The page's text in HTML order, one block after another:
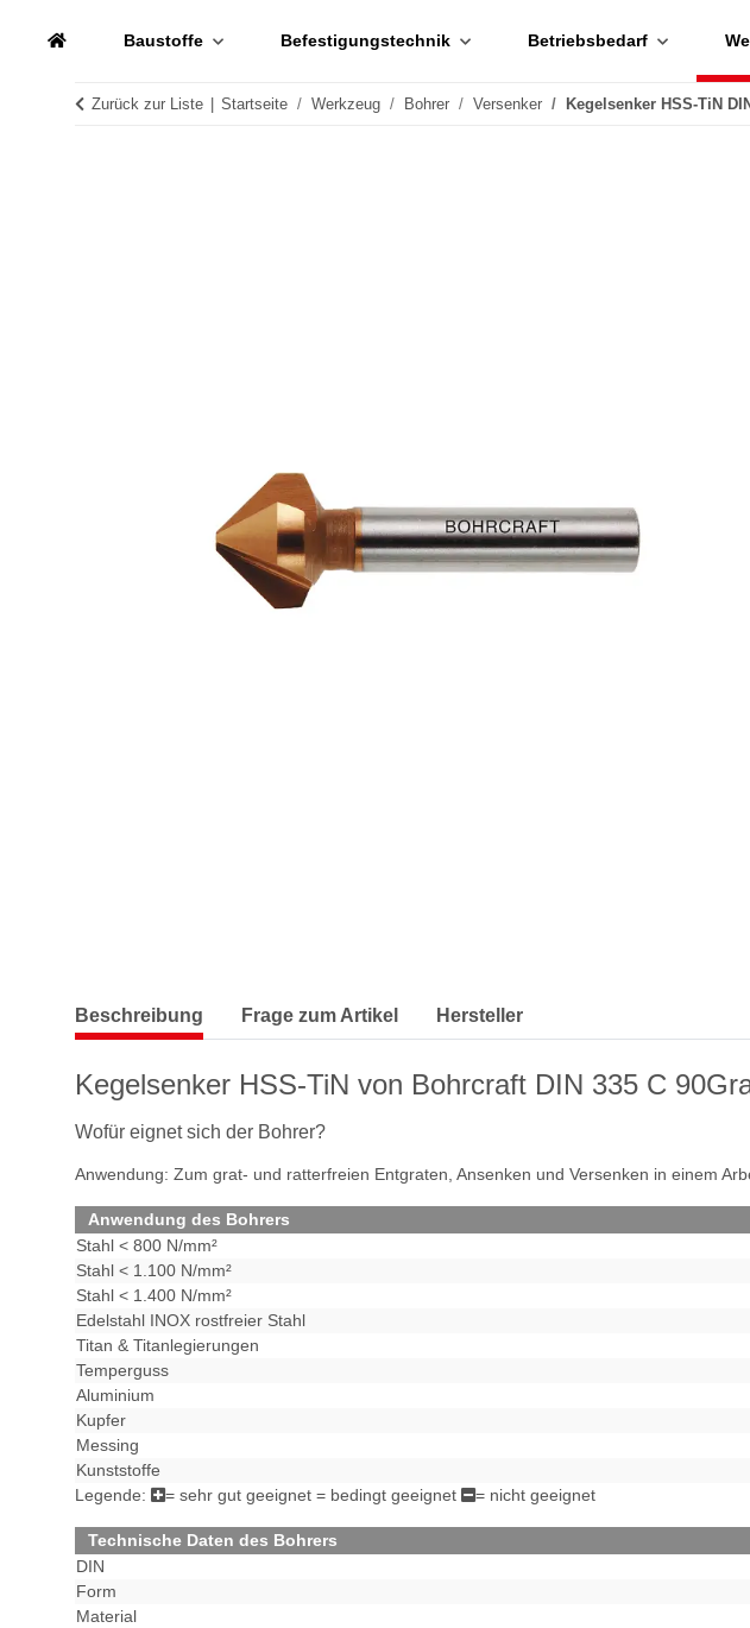
Baustoffe Befestigungstechnik Betriebsbedarf
Zurück zur Liste Startseite Werkzeug Bohrer Versenker Kegelsenker HSS-TiN
Beschreibung Frage zum Artikel Hersteller
Kegelsenker HSS-TiN von Bohrcraft DIN 335 C
Wofür eignet sich der Bohrer?
Anwendung: Zum grat- und ratterfreien Entgraten, Ansenken und Versenken in einem
Anwendung des Bohrers
Stahl < 800 N/mm²
Stahl < 1.100 N/mm²
Stahl < 1.400 N/mm²
Edelstahl INOX rostfreier Stahl
Titan & Titanlegierungen
Temperguss
Aluminium
Kupfer
Messing
Kunststoffe
Legende:
= sehr gut geeignet = bedingt geeignet = nicht geeignet
Technische Daten des Bohrers
DIN
Form
Material